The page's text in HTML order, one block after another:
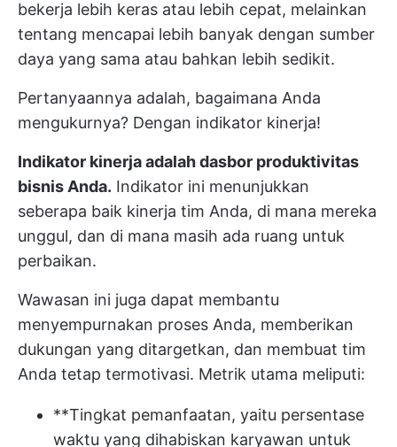
bekerja lebih keras atau lebih cepat, melainkan
tentang mencapai lebih banyak dengan sumber
daya yang sama atau bahkan lebih sedikit.
Pertanyaannya adalah, bagaimana Anda
mengukurnya? Dengan indikator kinerja!
Indikator kinerja adalah dasbor produktivitas
bisnis Anda. Indikator ini menunjukkan
seberapa baik kinerja tim Anda, di mana mereka
unggul, dan di mana masih ada ruang untuk
perbaikan.
Wawasan ini juga dapat membantu
menyempurnakan proses Anda, memberikan
dukungan yang ditargetkan, dan membuat tim
Anda tetap termotivasi. Metrik utama meliputi:
**Tingkat pemanfaatan, yaitu persentase
waktu yang dihabiskan karyawan untuk